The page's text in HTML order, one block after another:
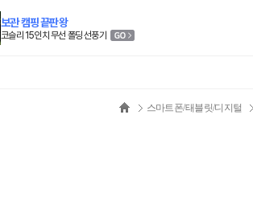
보관 캠핑 끝판왕
코슬리 15인치 무선 폴딩 선풍기
스마트폰/태블릿/디지털